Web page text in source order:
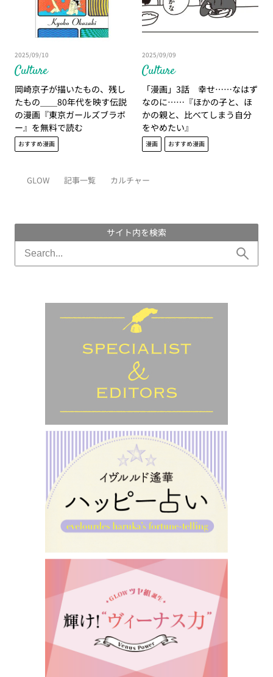
Culture
2025/09/10
岡崎京子が描いたもの、残し
たもの＿＿80年代を映す伝説
の漫画『東京ガールズブラボ
ー』を無料で読む
おすすめ漫画
Culture
2025/09/09
「漫画」3話 幸せ……なはず
なのに……『ほかの子と、ほ
かの親と、比べてしまう自分
をやめたい』
漫画 おすすめ漫画
GLOW 記事一覧 カルチャー
サイト内を検索